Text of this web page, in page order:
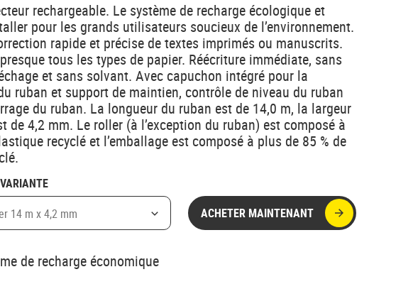
rechargeable. Le système de recharge écologique et
pour les grands utilisateurs soucieux de l’environnement.
rapide et précise de textes imprimés ou manuscrits.
tous les types de papier. Réécriture immédiate, sans
et sans solvant. Avec capuchon intégré pour la
ruban et support de maintien, contrôle de niveau du ruban
du ruban. La longueur du ruban est de 14,0 m, la largeur
de 4,2 mm. Le roller (à l’exception du ruban) est composé à
recyclé et l’emballage est composé à plus de 85 % de
14 m x 4,2 mm
ACHETER MAINTENANT
de recharge économique